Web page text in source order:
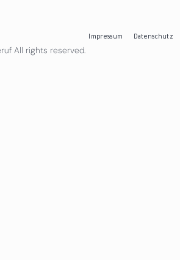
Impressum
Datenschutz
All rights reserved.